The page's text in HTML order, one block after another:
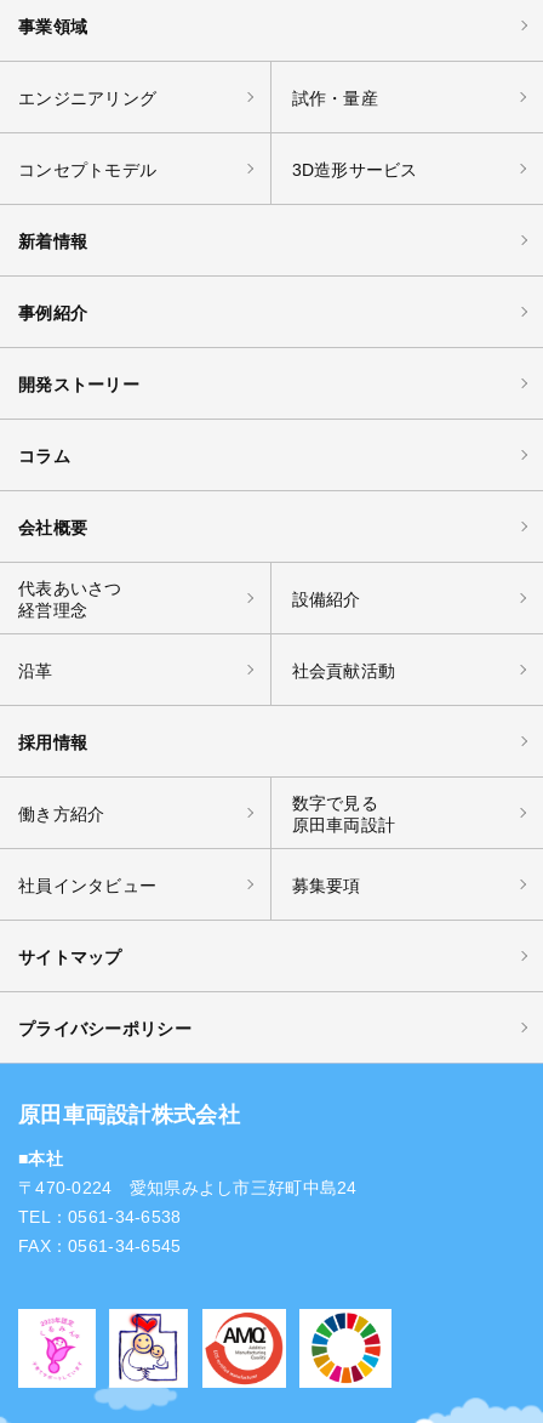
事業領域
エンジニアリング 試作・量産
コンセプトモデル 3D造形サービス
新着情報
事例紹介
開発ストーリー
コラム
会社概要
代表あいさつ
経営理念
設備紹介
沿革 社会貢献活動
採用情報
働き方紹介
数字で見る
原田車両設計
社員インタビュー 募集要項
サイトマップ
プライバシーポリシー
原田車両設計株式会社
■本社
〒470-0224 愛知県みよし市三好町中島24
TEL：0561-34-6538
FAX：0561-34-6545